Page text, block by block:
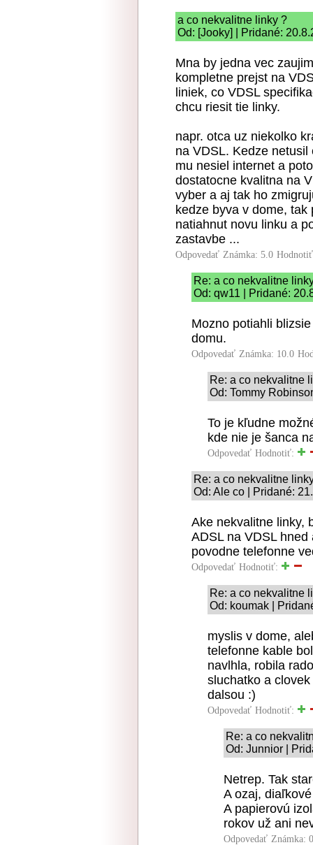
a co nekvalitne linky ?
Od: [Jooky] | Pridané:
Mna by jedna vec
kompletne prejst na
liniek, co VDSL
chcu riesit tie linky.
napr. otca uz niekolko
na VDSL. Kedze
mu nesiel internet a
dostatocne kvalitna na
vyber a aj tak ho
kedze byva v dome,
natiahnut novu linku a
zastavbe ...
Odpovedať Známka: 5.0
Re: a co nekvalitne
Od: qw11 | Pridané:
Mozno potiahli
domu.
Odpovedať Známka: 10.0
Re: a co nekvalitne
Od: Tommy
To je kľudne
kde nie je šanca
Odpovedať Hodnotiť:
Re: a co nekvalitne
Od: Ale co | Pridané:
Ake nekvalitne linky,
ADSL na VDSL
povodne telefonne
Odpovedať Hodnotiť:
Re: a co nekvalitne
Od: koumak |
myslis v dome,
telefonne kable
navlhla, robila
sluchatko a
dalsou :)
Odpovedať Hodnotiť:
Re: a co
Od: Junnior |
Netrep. Tak
A ozaj,
A papierovú
rokov už ani
Odpovedať Známka: